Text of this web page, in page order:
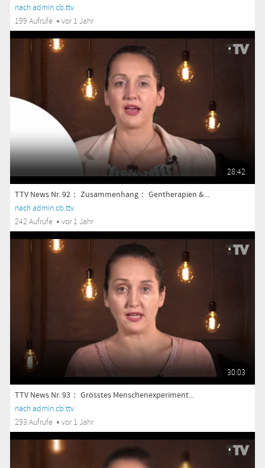
nach admin.cb.ttv
199 Aufrufe
vor 1 Jahr
28:42
TTV News Nr. 92： Zusammenhang： Gentherapien &...
nach admin.cb.ttv
242 Aufrufe
vor 1 Jahr
30:03
TTV News Nr. 93： Grösstes Menschenexperiment...
nach admin.cb.ttv
293 Aufrufe
vor 1 Jahr